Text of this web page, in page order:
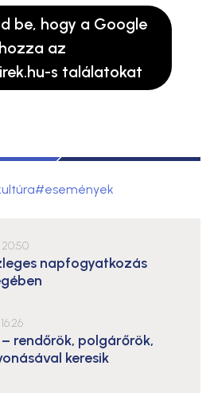
be, hogy a Google
az
s találatokat
#események
20:50
napfogyatkozás
rendőrök, polgárőrök,
keresik